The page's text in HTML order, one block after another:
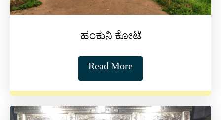
ಹಂಕುನಿ ಕೋಟೆ
Read More